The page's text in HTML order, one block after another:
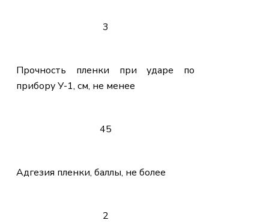
3
Прочность пленки при ударе по
прибору У-1, см, не менее
45
Адгезия пленки, баллы, не более
2